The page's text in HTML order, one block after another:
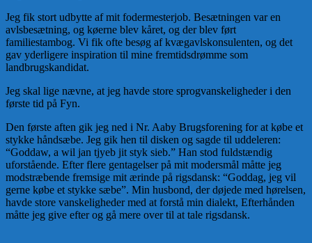
Jeg fik stort udbytte af mit fodermesterjob. Besætningen var en
avlsbesætning, og køerne blev kåret, og der blev ført
familiestambog. Vi fik ofte besøg af kvægavlskonsulenten, og det
gav yderligere inspiration til mine fremtidsdrømme som
landbrugskandidat.
Jeg skal lige nævne, at jeg havde store sprogvanskeligheder i den
første tid på Fyn.
Den første aften gik jeg ned i Nr. Aaby Brugsforening for at købe et
stykke håndsæbe. Jeg gik hen til disken og sagde til uddeleren:
“Goddaw, a wil jan tjyeb jit styk sieb.” Han stod fuldstændig
uforstående. Efter flere gentagelser på mit modersmål måtte jeg
modstræbende fremsige mit ærinde på rigsdansk: “Goddag, jeg vil
gerne købe et stykke sæbe”. Min husbond, der døjede med hørelsen,
havde store vanskeligheder med at forstå min dialekt, Efterhånden
måtte jeg give efter og gå mere over til at tale rigsdansk.